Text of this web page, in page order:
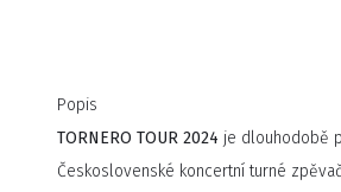
Popis
TORNERO TOUR 2024 je dlouhodobě
Československé koncertní turné